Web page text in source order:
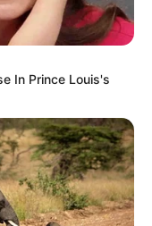
In Prince Louis's